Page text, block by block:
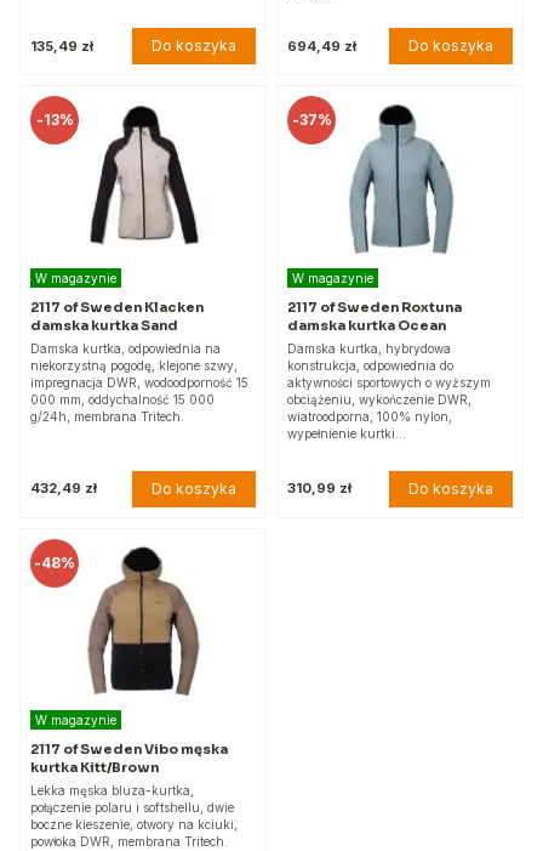
135,49 zł Do koszyka 694,49 zł Do koszyka
-13%
W magazynie
2117 of Sweden Klacken
damska kurtka Sand
Damska kurtka, odpowiednia na
niekorzystną pogodę, klejone szwy,
impregnacja DWR, wodoodporność 15
000 mm, oddychalność 15 000
g/24h, membrana Tritech.
432,49 zł Do koszyka
-37%
W magazynie
2117 of Sweden Roxtuna
damska kurtka Ocean
Damska kurtka, hybrydowa
konstrukcja, odpowiednia do
aktywności sportowych o wyższym
obciążeniu, wykończenie DWR,
wiatroodporna, 100% nylon,
wypełnienie kurtki…
310,99 zł Do koszyka
-48%
W magazynie
2117 of Sweden Vibo męska
kurtka Kitt/Brown
Lekka męska bluza-kurtka,
połączenie polaru i softshellu, dwie
boczne kieszenie, otwory na kciuki,
powłoka DWR, membrana Tritech.